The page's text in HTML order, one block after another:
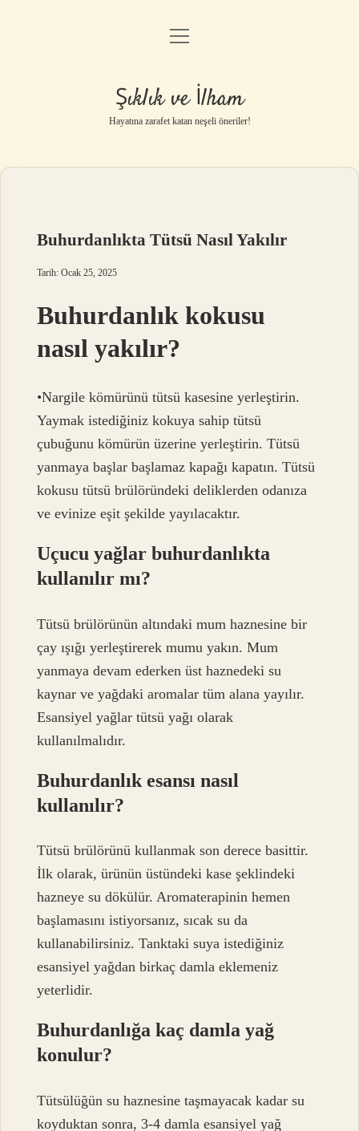
Anasayfa
Gizlilik Politikası
Yasal Uyarı
menüyü
Şıklık ve İlham
Hayatına zarafet katan neşeli öneriler!
Buhurdanlıkta Tütsü Nasıl Yakılır
Tarih: Ocak 25, 2025
Buhurdanlık kokusu
nasıl yakılır?
•Nargile kömürünü tütsü kasesine yerleştirin.
Yaymak istediğiniz kokuya sahip tütsü
çubuğunu kömürün üzerine yerleştirin. Tütsü
yanmaya başlar başlamaz kapağı kapatın. Tütsü
kokusu tütsü brülöründeki deliklerden odanıza
ve evinize eşit şekilde yayılacaktır.
Uçucu yağlar buhurdanlıkta
kullanılır mı?
Tütsü brülörünün altındaki mum haznesine bir
çay ışığı yerleştirerek mumu yakın. Mum
yanmaya devam ederken üst haznedeki su
kaynar ve yağdaki aromalar tüm alana yayılır.
Esansiyel yağlar tütsü yağı olarak
kullanılmalıdır.
Buhurdanlık esansı nasıl
kullanılır?
Tütsü brülörünü kullanmak son derece basittir.
İlk olarak, ürünün üstündeki kase şeklindeki
hazneye su dökülür. Aromaterapinin hemen
başlamasını istiyorsanız, sıcak su da
kullanabilirsiniz. Tanktaki suya istediğiniz
esansiyel yağdan birkaç damla eklemeniz
yeterlidir.
Buhurdanlığa kaç damla yağ
konulur?
Tütsülüğün su haznesine taşmayacak kadar su
koyduktan sonra, 3-4 damla esansiyel yağ